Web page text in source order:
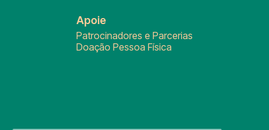
Apoie
Patrocinadores e Parcerias
Doação Pessoa Física